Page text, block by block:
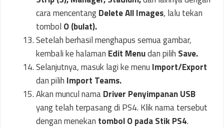
cara mencentangDelete All Images, lalu tekan
tombol O (bulat).
Setelah berhasil menghapus semua gambar,
kembali ke halaman Edit Menudan pilih Save.
Selanjutnya, masuk lagi ke menu Import/Export
dan pilih Import Teams.
Akan muncul namaDriver Penyimpanan USB
yang telah terpasang di PS4. Klik nama tersebut
dengan menekan tombol O pada Stik PS4.